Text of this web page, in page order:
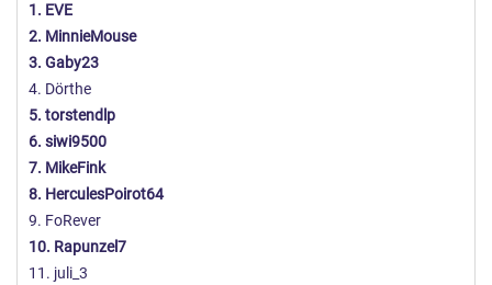
1. EVE
2. MinnieMouse
3. Gaby23
4. Dörthe
5. torstendlp
6. siwi9500
7. MikeFink
8. HerculesPoirot64
9. FoRever
10. Rapunzel7
11. juli_3